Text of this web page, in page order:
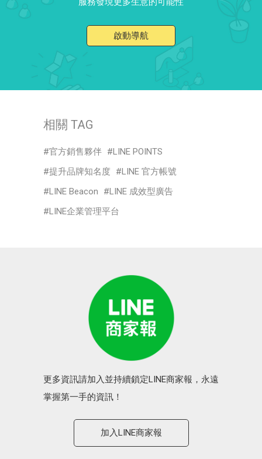
啟動導航
相關 TAG
官方銷售夥伴
LINE POINTS
提升品牌知名度
LINE 官方帳號
LINE Beacon
LINE 成效型廣告
LINE企業管理平台
更多資訊請加入並持續鎖定LINE商家報，永遠
掌握第一手的資訊！
加入LINE商家報